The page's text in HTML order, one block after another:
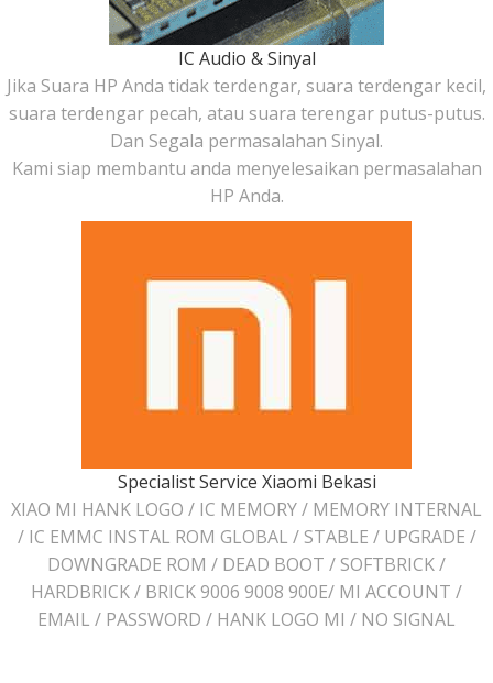
IC Audio & Sinyal
Jika Suara HP Anda tidak terdengar, suara terdengar kecil,
suara terdengar pecah, atau suara terengar putus-putus.
Dan Segala permasalahan Sinyal.
Kami siap membantu anda menyelesaikan permasalahan
HP Anda.
Specialist Service Xiaomi Bekasi
XIAO MI HANK LOGO / IC MEMORY / MEMORY INTERNAL
/ IC EMMC INSTAL ROM GLOBAL / STABLE / UPGRADE /
DOWNGRADE ROM / DEAD BOOT / SOFTBRICK /
HARDBRICK / BRICK 9006 9008 900E/ MI ACCOUNT /
EMAIL / PASSWORD / HANK LOGO MI / NO SIGNAL